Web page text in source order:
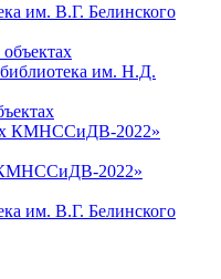
им. В.Г. Белинского
библиотека им. Н.Д.
КМНССиДВ-2022»
им. В.Г. Белинского